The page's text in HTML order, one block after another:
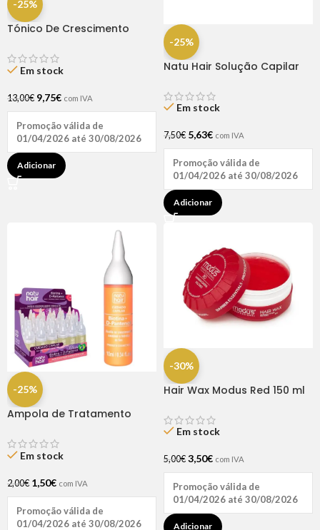
-25%
Tónico De Crescimento
Em stock
13,00€ 9,75€ com IVA
Promoção válida de
01/04/2026 até 30/08/2026
Adicionar
-25%
Natu Hair Solução Capilar
Em stock
7,50€ 5,63€ com IVA
Promoção válida de
01/04/2026 até 30/08/2026
Adicionar
-25%
Ampola de Tratamento
Hair (1 UNIDADE)
Em stock
2,00€ 1,50€ com IVA
Promoção válida de
01/04/2026 até 30/08/2026
-30%
Hair Wax Modus Red 150 ml
Em stock
5,00€ 3,50€ com IVA
Promoção válida de
01/04/2026 até 30/08/2026
Adicionar